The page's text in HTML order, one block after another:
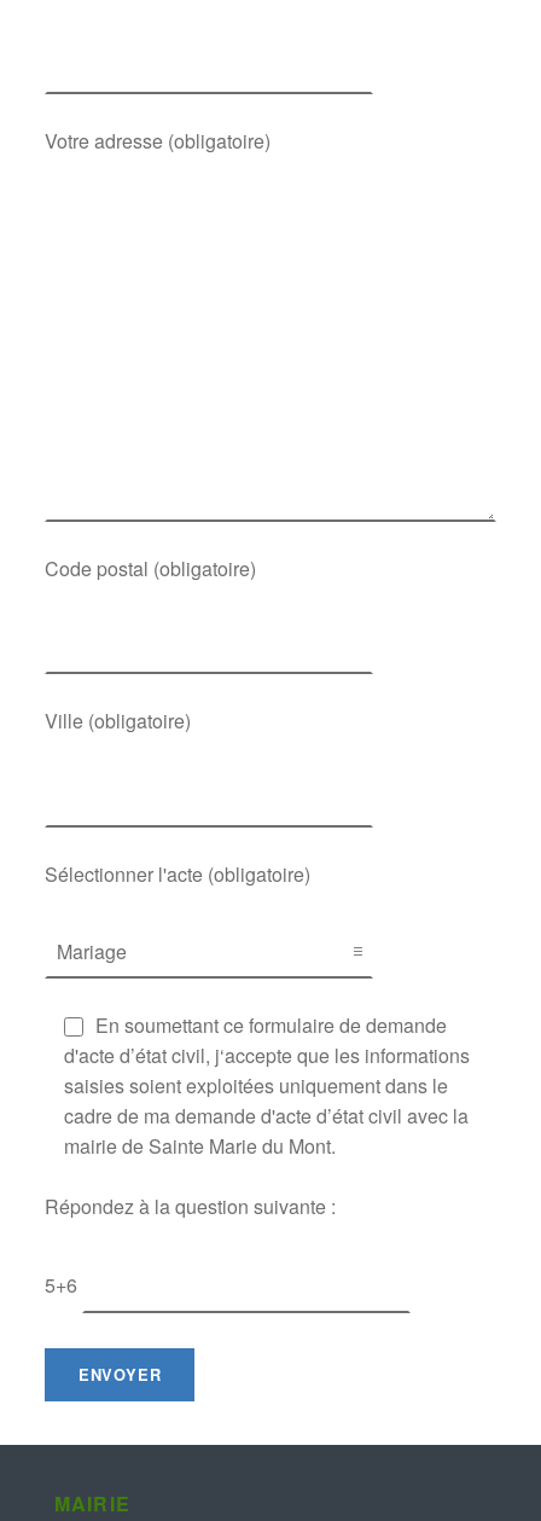
Votre adresse (obligatoire)
Code postal (obligatoire)
Ville (obligatoire)
Sélectionner l'acte (obligatoire)
En soumettant ce formulaire de demande
d'acte d’état civil, j‘accepte que les informations
saisies soient exploitées uniquement dans le
cadre de ma demande d'acte d’état civil avec la
mairie de Sainte Marie du Mont.
Répondez à la question suivante :
5+6
MAIRIE